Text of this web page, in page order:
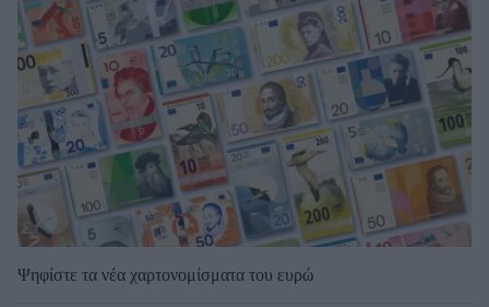
Ψηφίστε τα νέα χαρτονομίσματα του ευρώ